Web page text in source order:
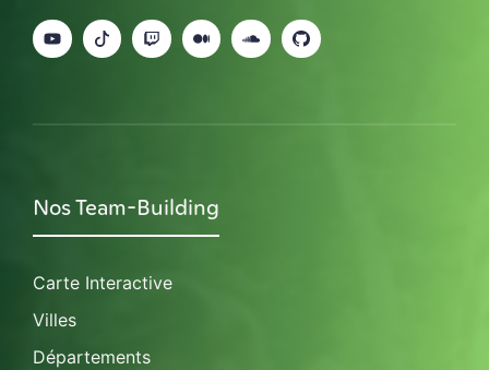
Nos Team-Building
Carte Interactive
Villes
Départements